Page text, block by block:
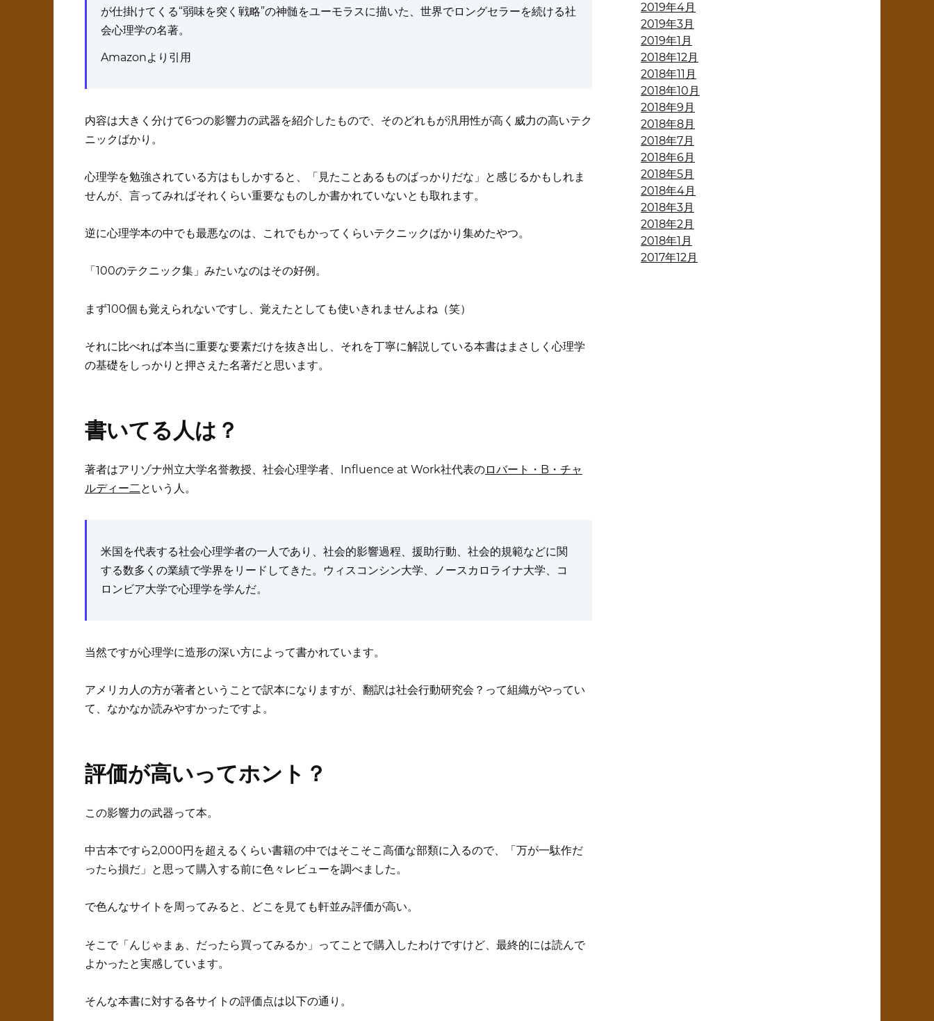
が仕掛けてくる“弱味を突く戦略”の神髄をユーモラスに描いた、世界でロングセラーを続ける社
会心理学の名著。
Amazonより引用
内容は大きく分けて6つの影響力の武器を紹介したもので、そのどれもが汎用性が高く威力の高いテク
ニックばかり。
心理学を勉強されている方はもしかすると、「見たことあるものばっかりだな」と感じるかもしれま
せんが、言ってみればそれくらい重要なものしか書かれていないとも取れます。
逆に心理学本の中でも最悪なのは、これでもかってくらいテクニックばかり集めたやつ。
「100のテクニック集」みたいなのはその好例。
まず100個も覚えられないですし、覚えたとしても使いきれませんよね（笑）
それに比べれば本当に重要な要素だけを抜き出し、それを丁寧に解説している本書はまさしく心理学
の基礎をしっかりと押さえた名著だと思います。
書いてる人は？
著者はアリゾナ州立大学名誉教授、社会心理学者、Influence at Work社代表のロバート・B・チャ
ルディー二 という人。
米国を代表する社会心理学者の一人であり、社会的影響過程、援助行動、社会的規範などに関
する数多くの業績で学界をリードしてきた。ウィスコンシン大学、ノースカロライナ大学、コ
ロンビア大学で心理学を学んだ。
当然ですが心理学に造形の深い方によって書かれています。
アメリカ人の方が著者ということで訳本になりますが、翻訳は社会行動研究会？って組織がやってい
て、なかなか読みやすかったですよ。
評価が高いってホント？
この影響力の武器って本。
中古本ですら2,000円を超えるくらい書籍の中ではそこそこ高価な部類に入るので、「万が一駄作だ
ったら損だ」と思って購入する前に色々レビューを調べました。
で色んなサイトを周ってみると、どこを見ても軒並み評価が高い。
そこで「んじゃまぁ、だったら買ってみるか」ってことで購入したわけですけど、最終的には読んで
よかったと実感しています。
そんな本書に対する各サイトの評価点は以下の通り。
2019年4月
2019年3月
2019年1月
2018年12月
2018年11月
2018年10月
2018年9月
2018年8月
2018年7月
2018年6月
2018年5月
2018年4月
2018年3月
2018年2月
2018年1月
2017年12月